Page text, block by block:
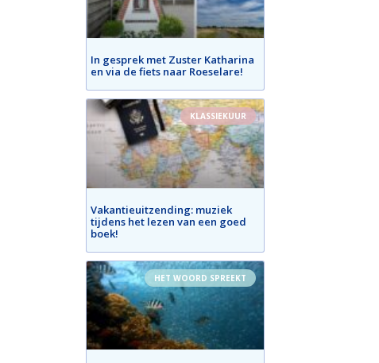
In gesprek met Zuster Katharina
en via de fiets naar Roeselare!
KLASSIEKUUR
Vakantieuitzending: muziek
tijdens het lezen van een goed
boek!
HET WOORD SPREEKT